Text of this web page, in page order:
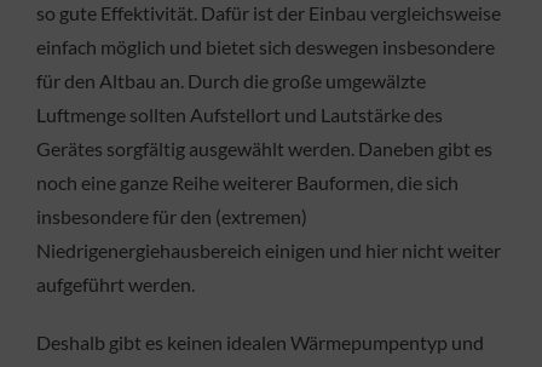
so gute Effektivität. Dafür ist der Einbau vergleichsweise
einfach möglich und bietet sich deswegen insbesondere
für den Altbau an. Durch die große umgewälzte
Luftmenge sollten Aufstellort und Lautstärke des
Gerätes sorgfältig ausgewählt werden. Daneben gibt es
noch eine ganze Reihe weiterer Bauformen, die sich
insbesondere für den (extremen)
Niedrigenergiehausbereich einigen und hier nicht weiter
aufgeführt werden.
Deshalb gibt es keinen idealen Wärmepumpentyp und